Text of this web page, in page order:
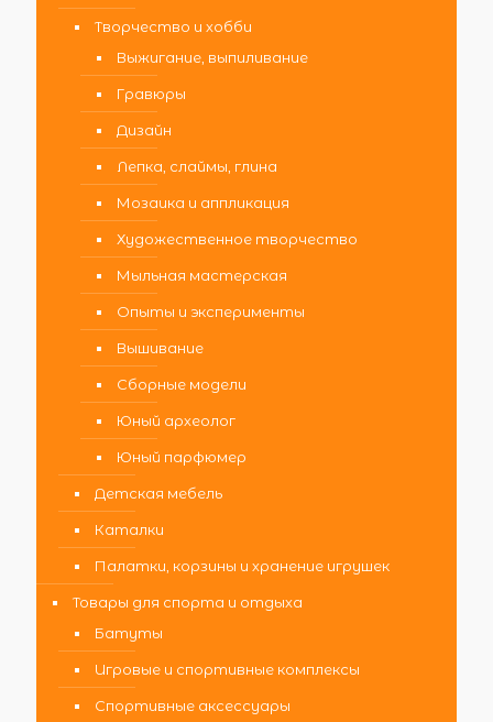
Творчество и хобби
Выжигание, выпиливание
Гравюры
Дизайн
Лепка, слаймы, глина
Мозаика и аппликация
Художественное творчество
Мыльная мастерская
Опыты и эксперименты
Вышивание
Сборные модели
Юный археолог
Юный парфюмер
Детская мебель
Каталки
Палатки, корзины и хранение игрушек
Товары для спорта и отдыха
Батуты
Игровые и спортивные комплексы
Спортивные аксессуары